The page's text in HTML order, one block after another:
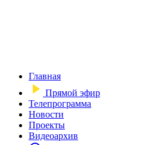
Главная
Прямой эфир
Телепрограмма
Новости
Проекты
Видеоархив